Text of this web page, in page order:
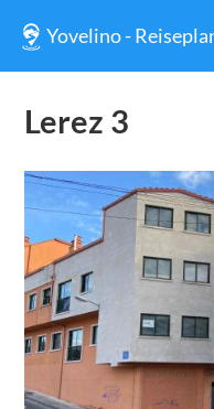
Yovelino -
Lerez 3